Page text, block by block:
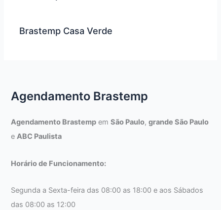
Brastemp Casa Verde
Agendamento Brastemp
Agendamento Brastemp emSão Paulo,grande São Paulo
eABC Paulista
Horário de Funcionamento:
Segunda a Sexta-feira das 08:00 as 18:00 e aos Sábados
das 08:00 as 12:00